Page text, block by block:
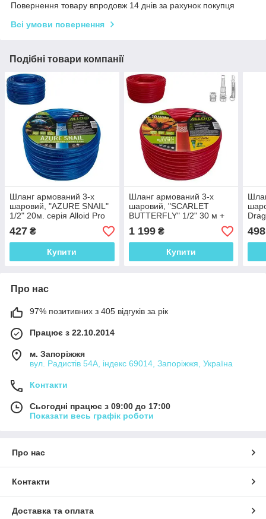
Повернення товару впродовж 14 днів за рахунок покупця
Всі умови повернення
Подібні товари компанії
Шланг армований 3-х
шаровий, "AZURE SNAIL"
1/2" 20м. серія Alloid Pro
427 ₴
Купити
Шланг армований 3-х
шаровий, "SCARLET
BUTTERFLY" 1/2" 30 м +
подарунок, серія Alloid Pro
1 199₴
Купити
498
Про нас
97% позитивних з 405 відгуків за рік
Працює з 22.10.2014
м. Запоріжжя
вул. Радистів 54А, індекс 69014, Запоріжжя, Україна
Контакти
Сьогодні працює з 09:00 до 17:00
Показати весь графік роботи
Про нас
Контакти
Доставка та оплата